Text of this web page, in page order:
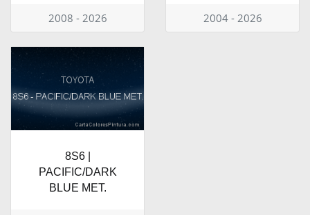
2008 - 2026 2004 - 2026
8S6 |
PACIFIC/DARK
BLUE MET.